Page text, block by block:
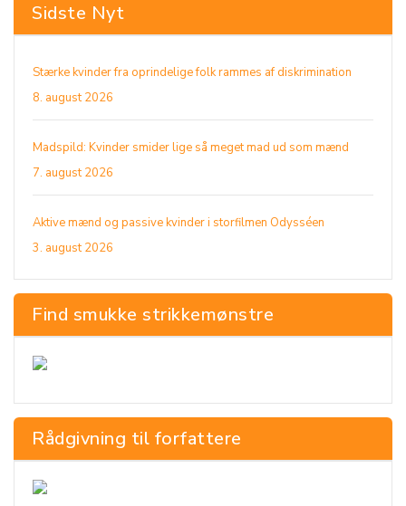
Sidste Nyt
Stærke kvinder fra oprindelige folk rammes af diskrimination
8. august 2026
Madspild: Kvinder smider lige så meget mad ud som mænd
7. august 2026
Aktive mænd og passive kvinder i storfilmen Odysséen
3. august 2026
Find smukke strikkemønstre
Rådgivning til forfattere